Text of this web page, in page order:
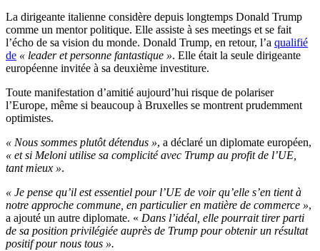
La dirigeante italienne considère depuis longtemps Donald Trump
comme un mentor politique. Elle assiste à ses meetings et se fait
l’écho de sa vision du monde. Donald Trump, en retour, l’a qualifié
de « leader et personne fantastique ». Elle était la seule dirigeante
européenne invitée à sa deuxième investiture.
Toute manifestation d’amitié aujourd’hui risque de polariser
l’Europe, même si beaucoup à Bruxelles se montrent prudemment
optimistes.
« Nous sommes plutôt détendus », a déclaré un diplomate européen,
« et si Meloni utilise sa complicité avec Trump au profit de l’UE,
tant mieux ».
« Je pense qu’il est essentiel pour l’UE de voir qu’elle s’en tient à
notre approche commune, en particulier en matière de commerce »,
a ajouté un autre diplomate. « Dans l’idéal, elle pourrait tirer parti
de sa position privilégiée auprès de Trump pour obtenir un résultat
positif pour nous tous ».